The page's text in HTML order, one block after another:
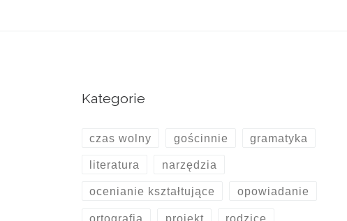
Kategorie
czas wolny gościnnie gramatyka
literatura narzędzia
ocenianie kształtujące opowiadanie
ortografia projekt rodzice